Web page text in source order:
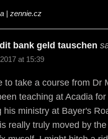
| zennie.cz
bank geld tauschen
at 15:39
to take a course from Dr
teaching at Acadia
his ministry at Bayer's
really truly moved by